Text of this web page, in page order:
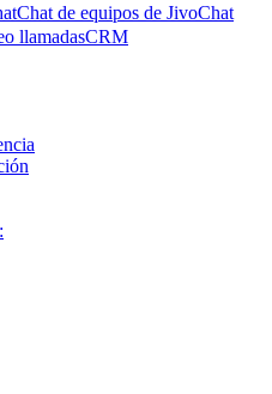
Chat de equipos de JivoChat
llamadasCRM